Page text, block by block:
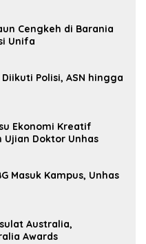
Cengkeh di Barania
Unifa
Polisi, ASN hingga
Ekonomi Kreatif
Ujian Doktor Unhas
Masuk Kampus, Unhas
Australia,
Awards